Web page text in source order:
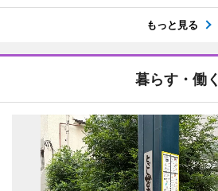
もっと見る
暮らす・働く